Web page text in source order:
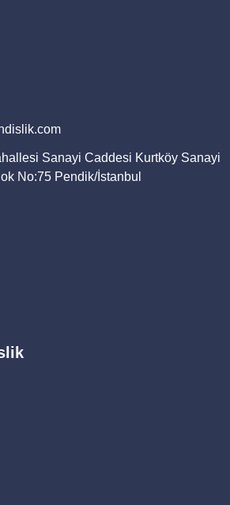
Sanayi Caddesi Kurtköy Sanayi
No:75 Pendik/İstanbul